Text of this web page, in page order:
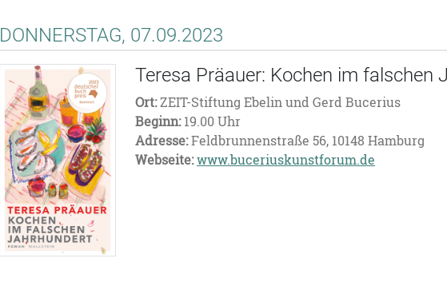
DONNERSTAG, 07.09.2023
Teresa Präauer: Kochen im falschen
Ort:ZEIT-Stiftung Ebelin und Gerd Bucerius
Beginn:19.00 Uhr
Adresse:Feldbrunnenstraße 56, 10148 Hamburg
Webseite:www.buceriuskunstforum.de